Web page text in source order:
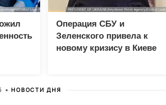
Операция СБУ и
Зеленского привела к
новому кризису в Киеве
• НОВОСТИ ДНЯ